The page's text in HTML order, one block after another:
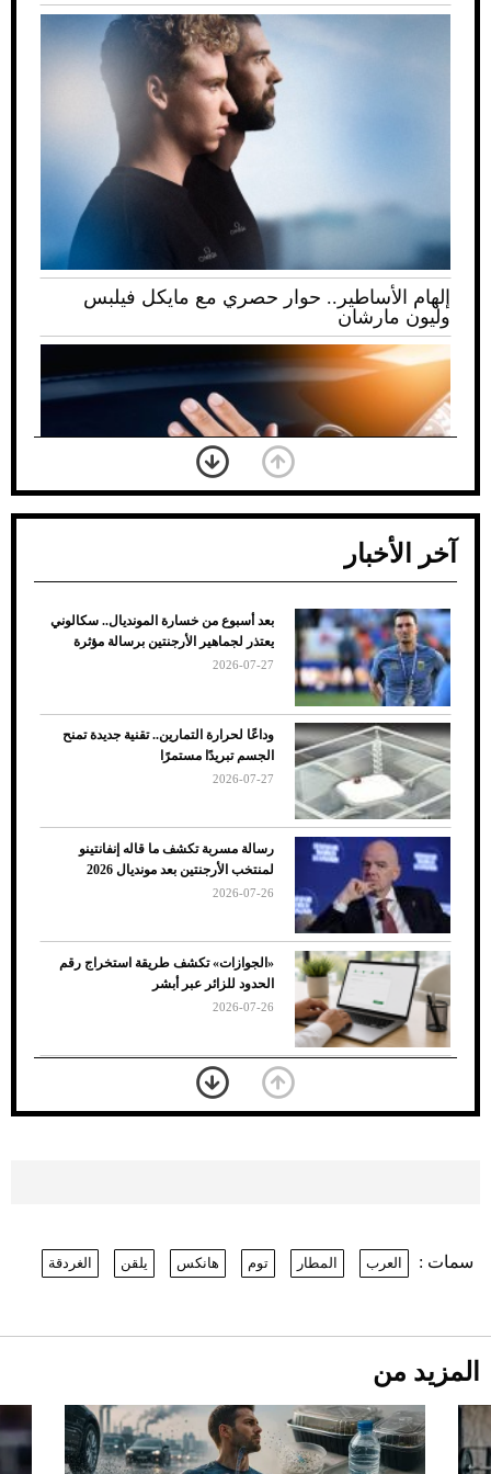
إلهام الأساطير.. حوار حصري مع مايكل فيلبس
وليون مارشان
ضعف تبريد مكيف السيارة عند الوقوف.. أشهر
الأسباب والحلول
7 نصائح لاختيار لون البنطلون المناسب للقميص
الأسود
آخر الأخبار
بعد أسبوع من خسارة المونديال.. سكالوني
يعتذر لجماهير الأرجنتين برسالة مؤثرة
2026-07-27
وداعًا لحرارة التمارين.. تقنية جديدة تمنح
الجسم تبريدًا مستمرًا
2026-07-27
رسالة مسربة تكشف ما قاله إنفانتينو
لمنتخب الأرجنتين بعد مونديال 2026
2026-07-26
«الجوازات» تكشف طريقة استخراج رقم
الحدود للزائر عبر أبشر
2026-07-26
بعد 7 أشهر من تعرضه لحادث مروع.. جوشوا
يفوز على برينغا بـ"الضربة القاضية" (فيديو)
2026-07-26
قبل ليلة النزال.. اكتمال وزن أبطال "The
Comeback" في جدة (فيديو)
2026-07-25
سمات : العرب المطار توم هانكس يلقن الغردقة
المزيد من